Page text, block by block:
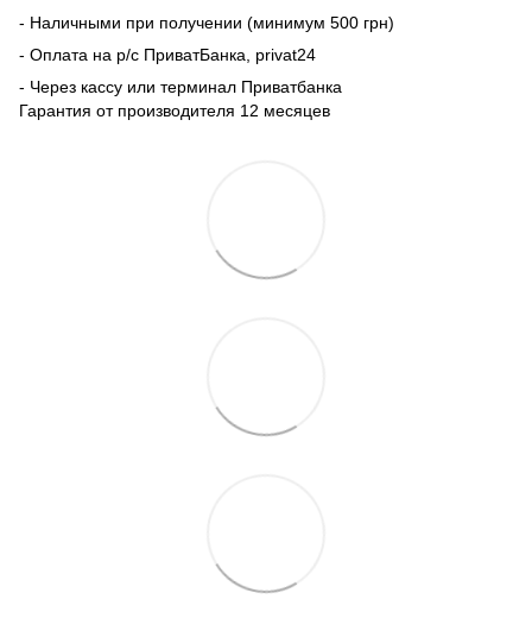
- Наличными при получении (минимум 500 грн)
- Оплата на р/с ПриватБанка, privat24
- Через кассу или терминал Приватбанка
Гарантия от производителя 12 месяцев